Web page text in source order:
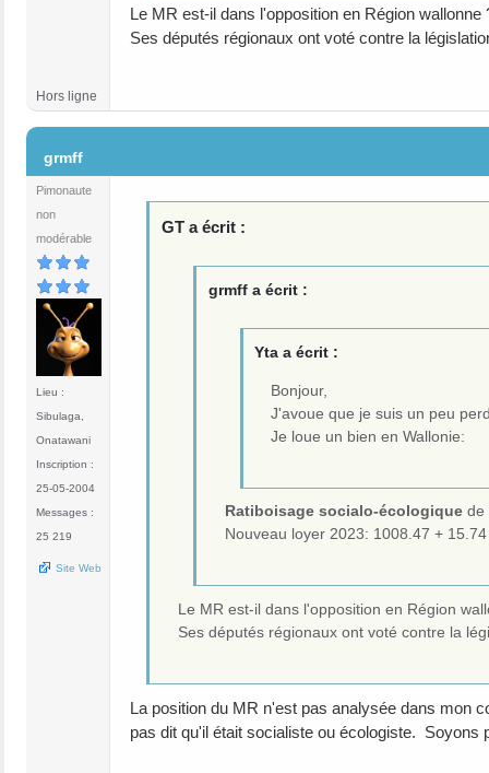
Le MR est-il dans l'opposition en Région wallonne
Ses députés régionaux ont voté contre la
Hors ligne
grmff
Pimonaute
non
modérable
Lieu :
Sibulaga,
Onatawani
Inscription :
25-05-2004
Messages :
25 219
Site Web
GT a écrit :
grmff a écrit :
Yta a écrit :
Bonjour,
J'avoue que je suis un peu
Je loue un bien en Wallonie:
Ratiboisage socialo-écologiquede
Nouveau loyer 2023: 1008.47 +
Le MR est-il dans l'opposition en Région
Ses députés régionaux ont voté contre la
La position du MR n'est pas analysée dans mon
pas dit qu'il était socialiste ou écologiste.